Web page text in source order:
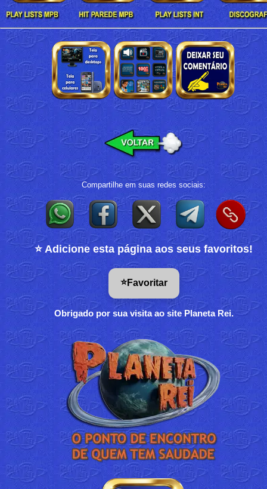
Compartilhe em suas redes sociais:
⭐ Adicione esta página aos seus favoritos!
⭐Favoritar
Obrigado por sua visita ao site Planeta Rei.